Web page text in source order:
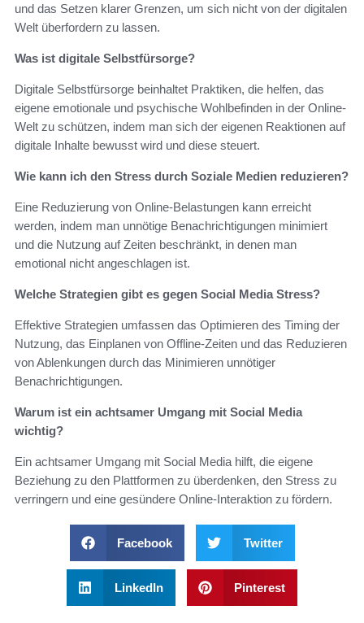
und das Setzen klarer Grenzen, um sich nicht von der digitalen
Welt überfordern zu lassen.
Was ist digitale Selbstfürsorge?
Digitale Selbstfürsorge beinhaltet Praktiken, die helfen, das
eigene emotionale und psychische Wohlbefinden in der Online-
Welt zu schützen, indem man sich der eigenen Reaktionen auf
digitale Inhalte bewusst wird und diese steuert.
Wie kann ich den Stress durch Soziale Medien reduzieren?
Eine Reduzierung von Online-Belastungen kann erreicht
werden, indem man unnötige Benachrichtigungen minimiert
und die Nutzung auf Zeiten beschränkt, in denen man
emotional nicht angeschlagen ist.
Welche Strategien gibt es gegen Social Media Stress?
Effektive Strategien umfassen das Optimieren des Timing der
Nutzung, das Einplanen von Offline-Zeiten und das Reduzieren
von Ablenkungen durch das Minimieren unnötiger
Benachrichtigungen.
Warum ist ein achtsamer Umgang mit Social Media
wichtig?
Ein achtsamer Umgang mit Social Media hilft, die eigene
Beziehung zu den Plattformen zu überdenken, den Stress zu
verringern und eine gesündere Online-Interaktion zu fördern.
Facebook Twitter
LinkedIn Pinterest